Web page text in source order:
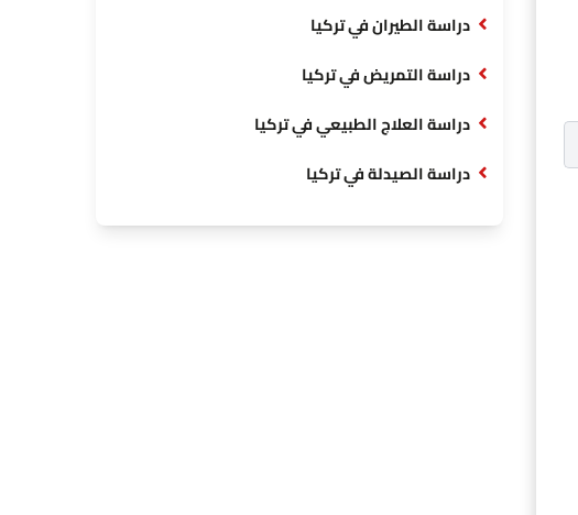
دراسة الطيران في تركيا
دراسة التمريض في تركيا
دراسة العلاج الطبيعي في تركيا
دراسة الصيدلة في تركيا